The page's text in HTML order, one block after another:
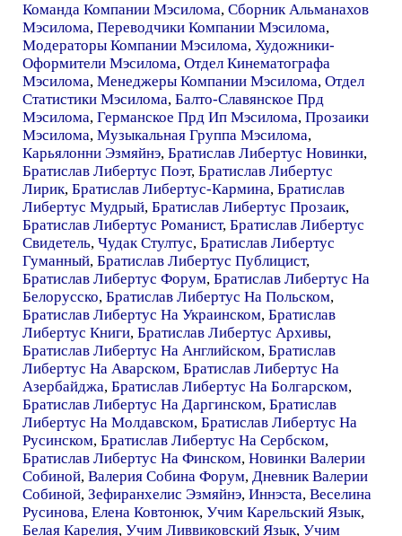
Команда Компании Мэсилома, Сборник Альманахов
Мэсилома, Переводчики Компании Мэсилома,
Модераторы Компании Мэсилома, Художники-
Оформители Мэсилома, Отдел Кинематографа
Мэсилома, Менеджеры Компании Мэсилома, Отдел
Статистики Мэсилома, Балто-Славянское Прд
Мэсилома, Германское Прд Ип Мэсилома, Прозаики
Мэсилома, Музыкальная Группа Мэсилома,
Карьялонни Эзмяйнэ, Братислав Либертус Новинки,
Братислав Либертус Поэт, Братислав Либертус
Лирик, Братислав Либертус-Кармина, Братислав
Либертус Мудрый, Братислав Либертус Прозаик,
Братислав Либертус Романист, Братислав Либертус
Свидетель, Чудак Стултус, Братислав Либертус
Гуманный, Братислав Либертус Публицист,
Братислав Либертус Форум, Братислав Либертус На
Белорусско, Братислав Либертус На Польском,
Братислав Либертус На Украинском, Братислав
Либертус Книги, Братислав Либертус Архивы,
Братислав Либертус На Английском, Братислав
Либертус На Аварском, Братислав Либертус На
Азербайджа, Братислав Либертус На Болгарском,
Братислав Либертус На Даргинском, Братислав
Либертус На Молдавском, Братислав Либертус На
Русинском, Братислав Либертус На Сербском,
Братислав Либертус На Финском, Новинки Валерии
Собиной, Валерия Собина Форум, Дневник Валерии
Собиной, Зефиранхелис Эзмяйнэ, Иннэста, Веселина
Русинова, Елена Ковтонюк, Учим Карельский Язык,
Белая Карелия, Учим Ливвиковский Язык, Учим